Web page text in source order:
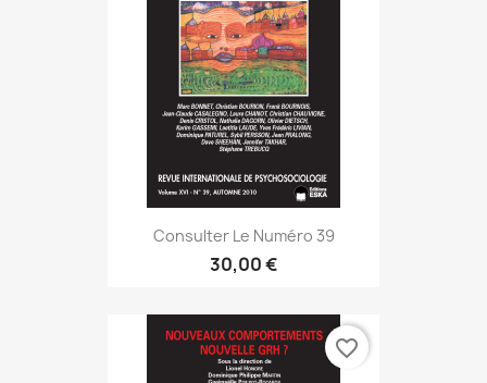
Consulter Le Numéro 39
30,00 €
favorite_border